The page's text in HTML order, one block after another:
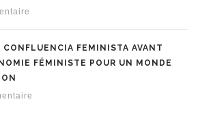
CONFLUENCIA FEMINISTA AVANT
FÉMINISTE POUR UN MONDE